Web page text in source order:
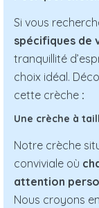
Si vous
spécifiques de
tranquillité
choix idéal.
cette crèche :
Une crèche à
Notre crèche
conviviale où
attention
Nous croyons